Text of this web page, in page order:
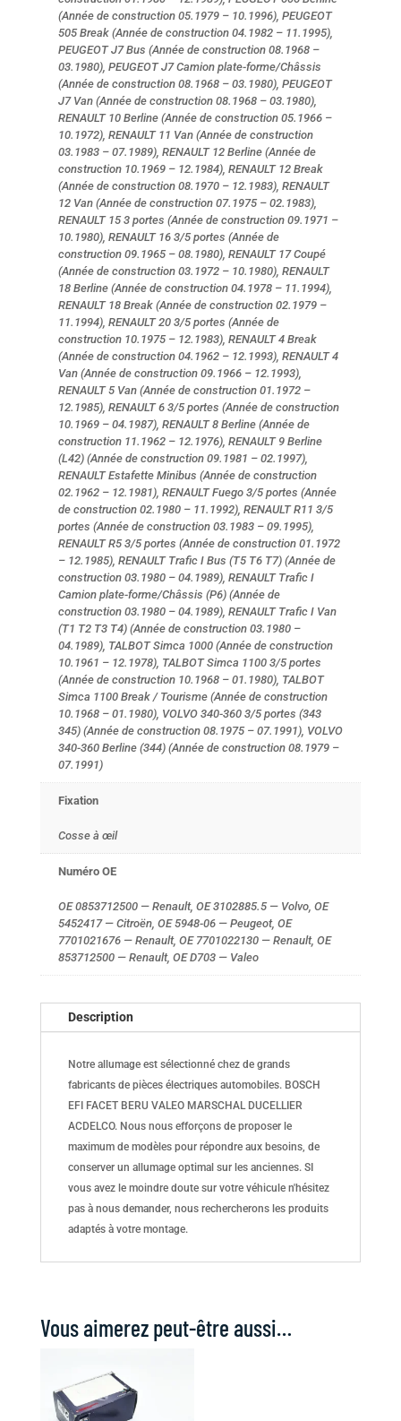
(Année de construction 05.1979 – 10.1996), PEUGEOT
505 Break (Année de construction 04.1982 – 11.1995),
PEUGEOT J7 Bus (Année de construction 08.1968 –
03.1980), PEUGEOT J7 Camion plate-forme/Châssis
(Année de construction 08.1968 – 03.1980), PEUGEOT
J7 Van (Année de construction 08.1968 – 03.1980),
RENAULT 10 Berline (Année de construction 05.1966 –
10.1972), RENAULT 11 Van (Année de construction
03.1983 – 07.1989), RENAULT 12 Berline (Année de
construction 10.1969 – 12.1984), RENAULT 12 Break
(Année de construction 08.1970 – 12.1983), RENAULT
12 Van (Année de construction 07.1975 – 02.1983),
RENAULT 15 3 portes (Année de construction 09.1971 –
10.1980), RENAULT 16 3/5 portes (Année de
construction 09.1965 – 08.1980), RENAULT 17 Coupé
(Année de construction 03.1972 – 10.1980), RENAULT
18 Berline (Année de construction 04.1978 – 11.1994),
RENAULT 18 Break (Année de construction 02.1979 –
11.1994), RENAULT 20 3/5 portes (Année de
construction 10.1975 – 12.1983), RENAULT 4 Break
(Année de construction 04.1962 – 12.1993), RENAULT 4
Van (Année de construction 09.1966 – 12.1993),
RENAULT 5 Van (Année de construction 01.1972 –
12.1985), RENAULT 6 3/5 portes (Année de construction
10.1969 – 04.1987), RENAULT 8 Berline (Année de
construction 11.1962 – 12.1976), RENAULT 9 Berline
(L42) (Année de construction 09.1981 – 02.1997),
RENAULT Estafette Minibus (Année de construction
02.1962 – 12.1981), RENAULT Fuego 3/5 portes (Année
de construction 02.1980 – 11.1992), RENAULT R11 3/5
portes (Année de construction 03.1983 – 09.1995),
RENAULT R5 3/5 portes (Année de construction 01.1972
– 12.1985), RENAULT Trafic I Bus (T5 T6 T7) (Année de
construction 03.1980 – 04.1989), RENAULT Trafic I
Camion plate-forme/Châssis (P6) (Année de
construction 03.1980 – 04.1989), RENAULT Trafic I Van
(T1 T2 T3 T4) (Année de construction 03.1980 –
04.1989), TALBOT Simca 1000 (Année de construction
10.1961 – 12.1978), TALBOT Simca 1100 3/5 portes
(Année de construction 10.1968 – 01.1980), TALBOT
Simca 1100 Break / Tourisme (Année de construction
10.1968 – 01.1980), VOLVO 340-360 3/5 portes (343
345) (Année de construction 08.1975 – 07.1991), VOLVO
340-360 Berline (344) (Année de construction 08.1979 –
07.1991)
Fixation
Cosse à œil
Numéro OE
OE 0853712500 — Renault, OE 3102885.5 — Volvo, OE
5452417 — Citroën, OE 5948-06 — Peugeot, OE
7701021676 — Renault, OE 7701022130 — Renault, OE
853712500 — Renault, OE D703 — Valeo
Description
Notre allumage est sélectionné chez de grands
fabricants de pièces électriques automobiles. BOSCH
EFI FACET BERU VALEO MARSCHAL DUCELLIER
ACDELCO. Nous nous efforçons de proposer le
maximum de modèles pour répondre aux besoins, de
conserver un allumage optimal sur les anciennes. SI
vous avez le moindre doute sur votre véhicule n'hésitez
pas à nous demander, nous rechercherons les produits
adaptés à votre montage.
Vous aimerez peut-être aussi…